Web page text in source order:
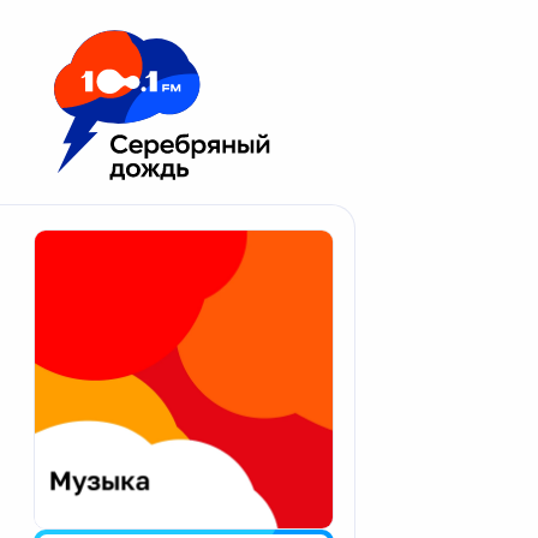
Москва 100.1 FM
Апатиты
Екатеринбург
Калининград
Калуга